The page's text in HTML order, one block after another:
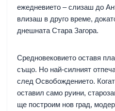
ежедневието – слизаш до
влизаш в друго време,
днешната Стара Загора.
Средновековието оставя
също. Но най-силният
след Освобождението.
оставил само руини,
ще построим нов град,